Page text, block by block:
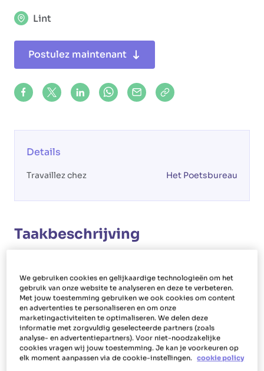
Share on Facebook
Share on X (formerly Twitter)
Share on LinkedIn
Share via Whatsapp
Share via Mail
Copy to clipboard
Lint
Postulez maintenant
Details
Travaillez chez Het Poetsbureau
Taakbeschrijving
En tant qu'aide-ménagère à Lint, vous nettoyez
les maisons des gens. En outre, en tant que
femme ou homme de ménage, vous effectuez
également des tâches ménagères
supplémentaires. Par exemple, nous parlons de
changer les draps, de couvrir les lits, de
We gebruiken cookies en gelijkaardige technologieën om het
gebruik van onze website te analyseren en deze te verbeteren.
Met jouw toestemming gebruiken we ook cookies om content
en advertenties te personaliseren en om onze
marketingactiviteiten te optimaliseren. We delen deze
informatie met zorgvuldig geselecteerde partners (zoals
analyse- en advertentiepartners). Voor niet-noodzakelijke
cookies vragen wij jouw toestemming. Je kan je voorkeuren op
elk moment aanpassen via de cookie-instellingen. cookie policy